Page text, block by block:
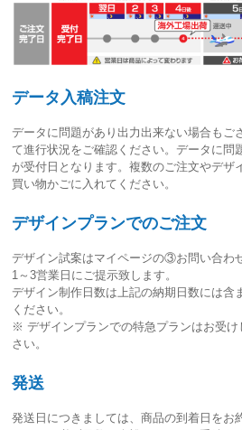
データ入稿注文
データに問題があり出力出来ない場合もご
て進行状況をご確認ください。データに問
が受付日 となります。複数のご注文やデザ
買い物かごに入れてください。
デザインプランでのご注文
デザイン試案はマイページの③お問い合わ
1～3営業日 にご提示致します。
デザイン制作日数は上記の納期日数には含
ください。
※ デザインプランでの特急プランはお受
さい。
発送
発送日につきましては、商品の到着日をお